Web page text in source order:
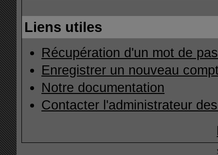
Liens utiles
Récupération d'un mot de
Enregistrer un nouveau
Notre documentation
Contacter l'administrateur